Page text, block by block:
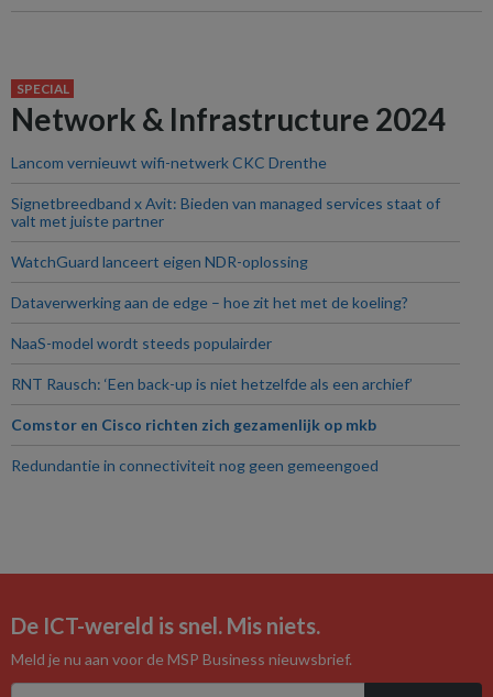
SPECIAL
Network & Infrastructure 2024
Lancom vernieuwt wifi-netwerk CKC Drenthe
Signetbreedband x Avit: Bieden van managed services staat of
valt met juiste partner
WatchGuard lanceert eigen NDR-oplossing
Dataverwerking aan de edge – hoe zit het met de koeling?
NaaS-model wordt steeds populairder
RNT Rausch: ‘Een back-up is niet hetzelfde als een archief’
Comstor en Cisco richten zich gezamenlijk op mkb
Redundantie in connectiviteit nog geen gemeengoed
De ICT-wereld is snel. Mis niets.
Meld je nu aan voor de MSP Business nieuwsbrief.